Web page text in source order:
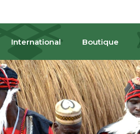
International Boutique